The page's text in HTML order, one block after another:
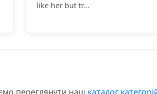
like her but tr...